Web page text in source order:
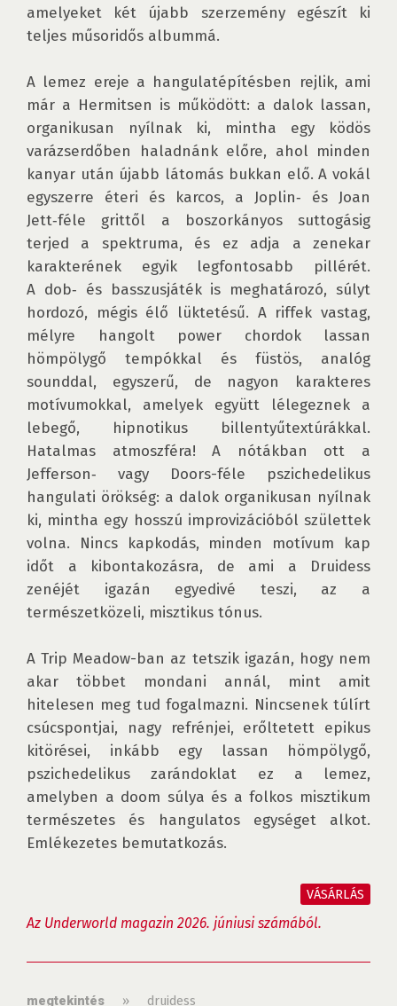
amelyeket két újabb szerzemény egészít ki
teljes műsoridős albummá.
A lemez ereje a hangulatépítésben rejlik, ami
már a Hermitsen is működött: a dalok lassan,
organikusan nyílnak ki, mintha egy ködös
varázserdőben haladnánk előre, ahol minden
kanyar után újabb látomás bukkan elő. A vokál
egyszerre éteri és karcos, a Joplin‑ és Joan
Jett‑féle grittől a boszorkányos suttogásig
terjed a spektruma, és ez adja a zenekar
karakterének egyik legfontosabb pillérét.
A dob‑ és basszusjáték is meghatározó, súlyt
hordozó, mégis élő lüktetésű. A riffek vastag,
mélyre hangolt power chordok lassan
hömpölygő tempókkal és füstös, analóg
sounddal, egyszerű, de nagyon karakteres
motívumokkal, amelyek együtt lélegeznek a
lebegő, hipnotikus billentyűtextúrákkal.
Hatalmas atmoszféra! A nótákban ott a
Jefferson‑ vagy Doors-féle pszichedelikus
hangulati örökség: a dalok organikusan nyílnak
ki, mintha egy hosszú improvizációból születtek
volna. Nincs kapkodás, minden motívum kap
időt a kibontakozásra, de ami a Druidess
zenéjét igazán egyedivé teszi, az a
természetközeli, misztikus tónus.
A Trip Meadow-ban az tetszik igazán, hogy nem
akar többet mondani annál, mint amit
hitelesen meg tud fogalmazni. Nincsenek túlírt
csúcspontjai, nagy refrénjei, erőltetett epikus
kitörései, inkább egy lassan hömpölygő,
pszichedelikus zarándoklat ez a lemez,
amelyben a doom súlya és a folkos misztikum
természetes és hangulatos egységet alkot.
Emlékezetes bemutatkozás.
VÁSÁRLÁS
Az Underworld magazin 2026. júniusi számából.
megtekintés » druidess